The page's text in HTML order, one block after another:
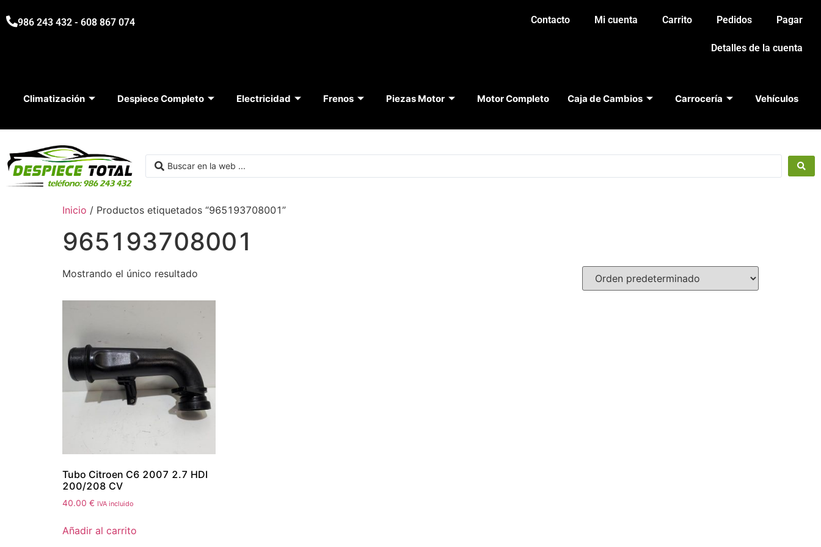
986 243 432 - 608 867 074 Contacto Mi cuenta Carrito Pedidos Pagar
Detalles de la cuenta
Climatización Despiece Completo Electricidad Frenos Piezas Motor Motor Completo Caja de Cambios Carrocería Vehículos
Inicio / Productos etiquetados “965193708001”
965193708001
Mostrando el único resultado
Tubo Citroen C6 2007 2.7 HDI
200/208 CV
40.00 € IVA incluido
Añadir al carrito